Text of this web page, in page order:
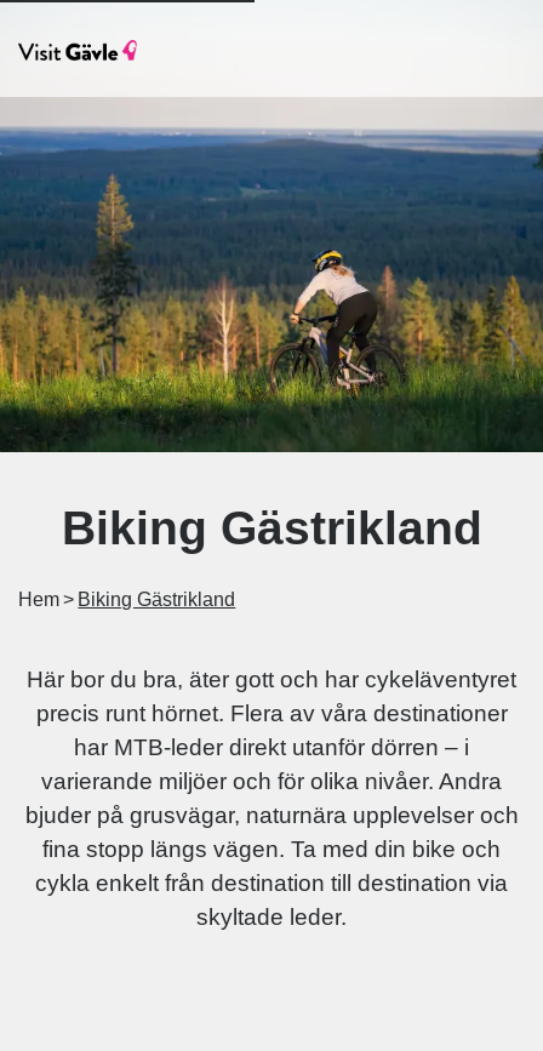
Biking Gästrikland
Hem Biking Gästrikland
Här bor du bra, äter gott och har cykeläventyret
precis runt hörnet. Flera av våra destinationer
har MTB-leder direkt utanför dörren – i
varierande miljöer och för olika nivåer. Andra
bjuder på grusvägar, naturnära upplevelser och
fina stopp längs vägen. Ta med din bike och
cykla enkelt från destination till destination via
skyltade leder.